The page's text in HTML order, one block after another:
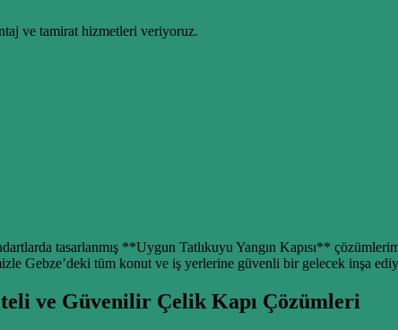
ve tamirat hizmetleri veriyoruz.
tasarlanmış **Uygun Tatlıkuyu Yangın Kapısı**
Gebze’deki tüm konut ve iş yerlerine güvenli bir gelecek inşa
ve Güvenilir Çelik Kapı Çözümleri